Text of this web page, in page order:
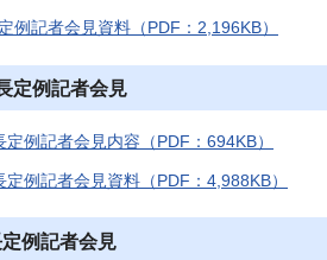
例記者会見資料（PDF：2,196KB）
定例記者会見
例記者会見内容（PDF：694KB）
例記者会見資料（PDF：4,988KB）
例記者会見